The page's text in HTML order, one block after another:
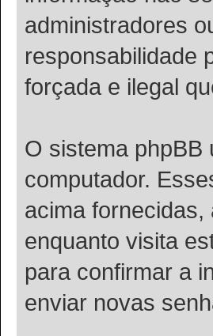
administradores
responsabilidade
forçada e ilegal
O sistema phpBB
computador.
acima
enquanto visita
para confirmar a
enviar novas